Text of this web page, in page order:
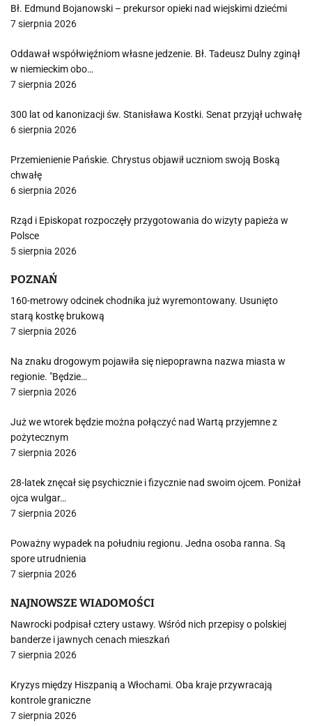
Bł. Edmund Bojanowski – prekursor opieki nad wiejskimi dziećmi
7 sierpnia 2026
Oddawał współwięźniom własne jedzenie. Bł. Tadeusz Dulny zginął
w niemieckim obo…
7 sierpnia 2026
300 lat od kanonizacji św. Stanisława Kostki. Senat przyjął uchwałę
6 sierpnia 2026
Przemienienie Pańskie. Chrystus objawił uczniom swoją Boską
chwałę
6 sierpnia 2026
Rząd i Episkopat rozpoczęły przygotowania do wizyty papieża w
Polsce
5 sierpnia 2026
POZNAŃ
160-metrowy odcinek chodnika już wyremontowany. Usunięto
starą kostkę brukową
7 sierpnia 2026
Na znaku drogowym pojawiła się niepoprawna nazwa miasta w
regionie. "Będzie…
7 sierpnia 2026
Już we wtorek będzie można połączyć nad Wartą przyjemne z
pożytecznym
7 sierpnia 2026
28-latek znęcał się psychicznie i fizycznie nad swoim ojcem. Poniżał
ojca wulgar…
7 sierpnia 2026
Poważny wypadek na południu regionu. Jedna osoba ranna. Są
spore utrudnienia
7 sierpnia 2026
NAJNOWSZE WIADOMOŚCI
Nawrocki podpisał cztery ustawy. Wśród nich przepisy o polskiej
banderze i jawnych cenach mieszkań
7 sierpnia 2026
Kryzys między Hiszpanią a Włochami. Oba kraje przywracają
kontrole graniczne
7 sierpnia 2026